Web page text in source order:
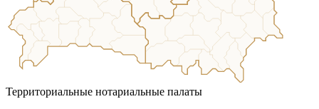
Территориальные нотариальные палаты